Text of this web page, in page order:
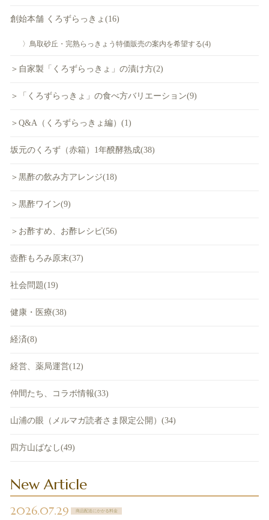
創始本舗 くろずらっきょ(16)
〉鳥取砂丘・完熟らっきょう特価販売の案内を希望する(4)
＞自家製「くろずらっきょ」の漬け方(2)
＞「くろずらっきょ」の食べ方バリエーション(9)
＞Q&A（くろずらっきょ編）(1)
坂元のくろず（赤箱）1年醗酵熟成(38)
＞黒酢の飲み方アレンジ(18)
＞黒酢ワイン(9)
＞お酢すめ、お酢レシピ(56)
壺酢もろみ原末(37)
社会問題(19)
健康・医療(38)
経済(8)
経営、薬局運営(12)
仲間たち、コラボ情報(33)
山浦の眼（メルマガ読者さま限定公開）(34)
四方山ばなし(49)
New Article
2026.07.29 商品配送にかかる料金